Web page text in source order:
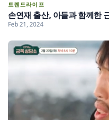
트렌드라이프
손연재 출산, 아들과 함께한
Feb 21, 2024